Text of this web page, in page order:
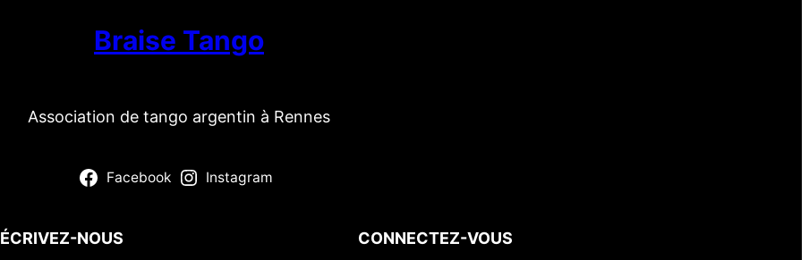
Braise Tango
Association de tango argentin à Rennes
Facebook Instagram
ÉCRIVEZ-NOUS CONNECTEZ-VOUS